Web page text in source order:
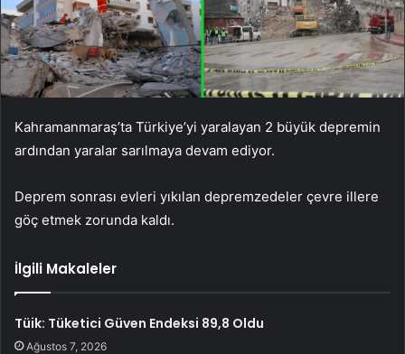
Kahramanmaraş’ta Türkiye’yi yaralayan 2 büyük depremin
ardından yaralar sarılmaya devam ediyor.
Deprem sonrası evleri yıkılan depremzedeler çevre illere
göç etmek zorunda kaldı.
İlgili Makaleler
Tüik: Tüketici Güven Endeksi 89,8 Oldu
Ağustos 7, 2026